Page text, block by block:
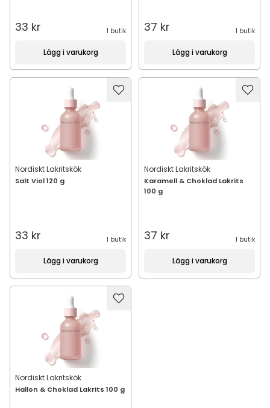
33 kr 1 butik
Lägg i varukorg
37 kr 1 butik
Lägg i varukorg
Nordiskt Lakritskök
Salt Viol 120 g
33 kr 1 butik
Lägg i varukorg
Nordiskt Lakritskök
Karamell & Choklad Lakrits
100 g
37 kr 1 butik
Lägg i varukorg
Nordiskt Lakritskök
Hallon & Choklad Lakrits 100 g